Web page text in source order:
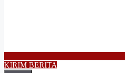
KIRIM BERITA